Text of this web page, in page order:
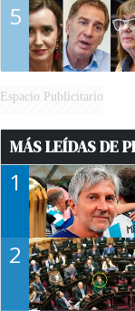
5
Espacio Publicitario
MÁS LEÍDAS DE
1
2